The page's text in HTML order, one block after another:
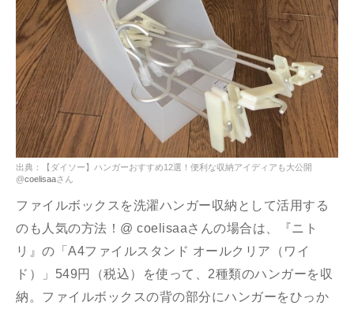
出典：【ダイソー】ハンガーおすすめ12選！便利な収納アイディアも大公開
@coelisaaさん
ファイルボックスを洗濯ハンガー収納として活用する
のも人気の方法！@ coelisaaさんの場合は、『ニト
リ』の「A4ファイルスタンド オールクリア（ワイ
ド）」549円（税込）を使って、2種類のハンガーを収
納。ファイルボックスの背の部分にハンガーをひっか